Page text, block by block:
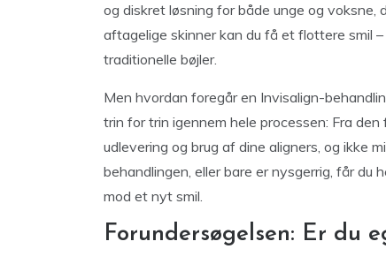
og diskret løsning for både unge og
aftagelige skinner kan du få et flottere smil
traditionelle bøjler.
Men hvordan foregår en Invisalign-
trin for trin igennem hele processen: Fra
udlevering og brug af dine aligners, og ikke
behandlingen, eller bare er nysgerrig, får du
mod et nyt smil.
Forundersøgelsen: Er du